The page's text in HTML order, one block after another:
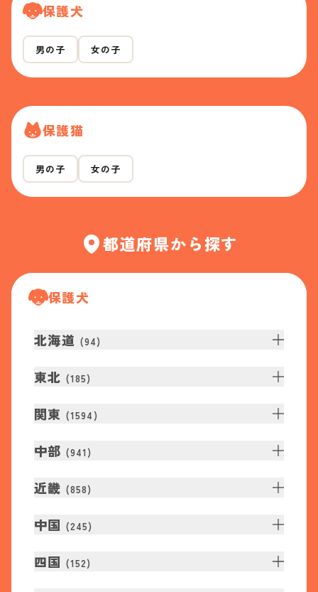
保護犬
男の子 女の子
保護猫
男の子 女の子
都道府県から探す
保護犬
北海道 (94)
東北 (185)
関東 (1594 )
中部 (941 )
近畿 (858)
中国 (245)
四国 (152)